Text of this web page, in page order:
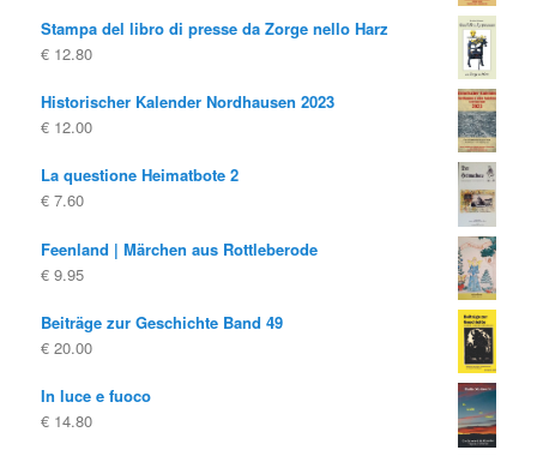
originaleattuale
Stampa del libro di presse da Zorge nello Harz
€ 12.80
Historischer Kalender Nordhausen 2023
€ 12.00
La questione Heimatbote 2
€ 7.60
Feenland | Märchen aus Rottleberode
€ 9.95
Beiträge zur Geschichte Band 49
€ 20.00
In luce e fuoco
€ 14.80